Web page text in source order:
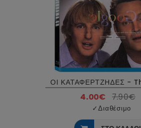
4.00€ 7.90€
✓Διαθέσιμο